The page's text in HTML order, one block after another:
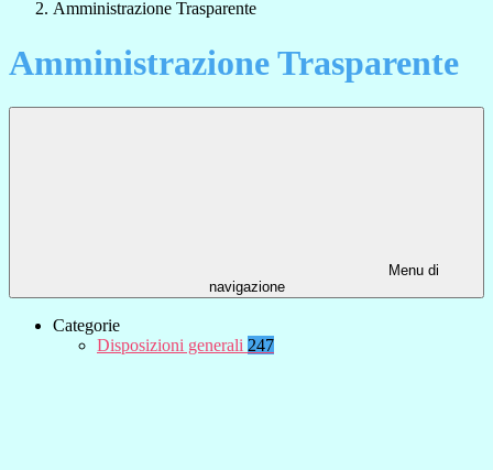
Amministrazione Trasparente
Amministrazione Trasparente
Menu di
navigazione
Categorie
Disposizioni generali 247